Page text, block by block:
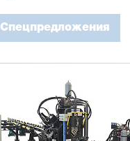
Спецпредложения